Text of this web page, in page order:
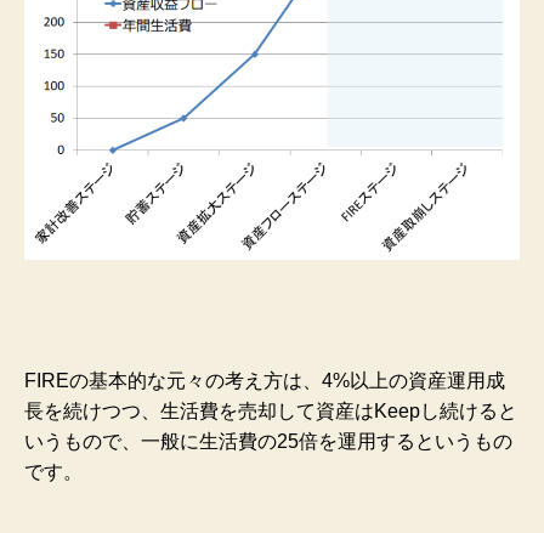
FIREの基本的な元々の考え方は、4%以上の資産運用成
長を続けつつ、生活費を売却して資産はKeepし続けると
いうもので、一般に生活費の25倍を運用するというもの
です。